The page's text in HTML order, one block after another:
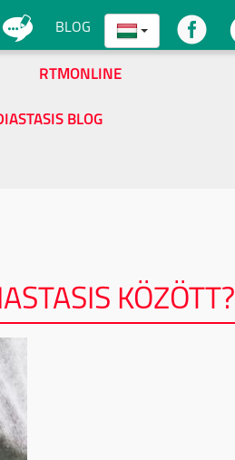
BLOG
RTMONLINE
BLOG
KÖZÖTT?